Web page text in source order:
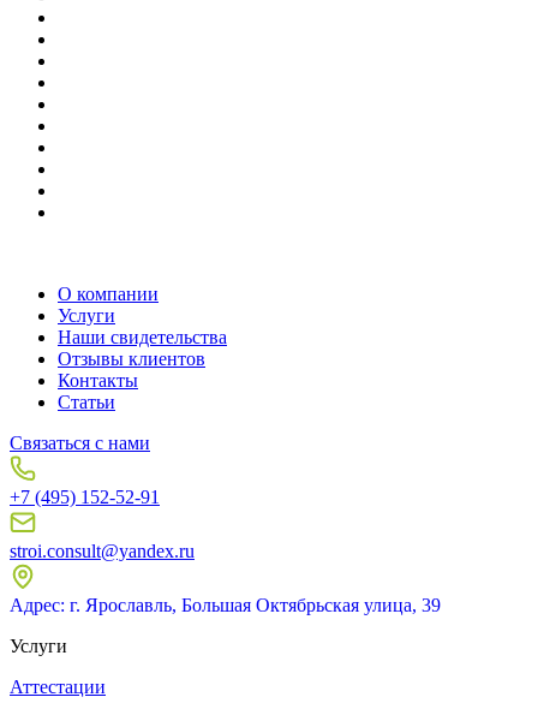
О компании
Услуги
Наши свидетельства
Отзывы клиентов
Контакты
Статьи
Связаться с нами
+7 (495) 152-52-91
stroi.consult@yandex.ru
Адрес: г. Ярославль, Большая Октябрьская улица, 39
Услуги
Аттестации